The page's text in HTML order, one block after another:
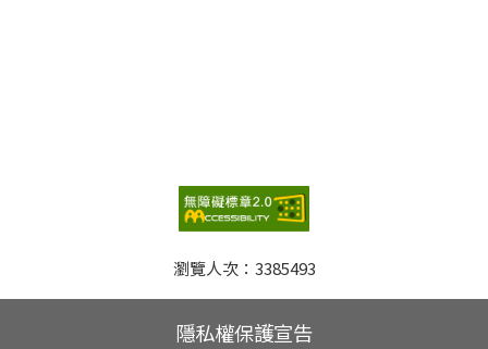
瀏覽人次： 3385493
隱私權保護宣告